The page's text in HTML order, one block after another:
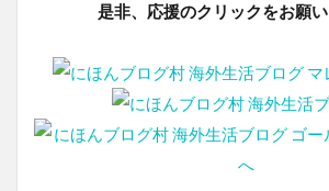
是非、応援のクリックをお願い